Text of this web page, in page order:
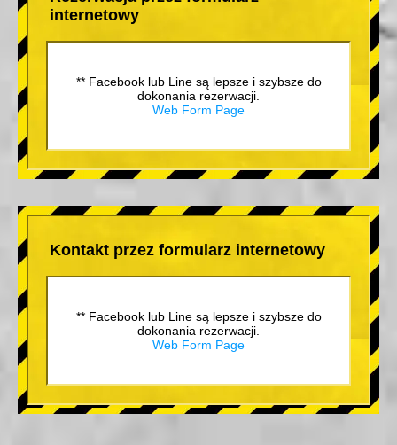
internetowy
** Facebook lub Line są lepsze i szybsze do
dokonania rezerwacji.
Web Form Page
Kontakt przez formularz internetowy
** Facebook lub Line są lepsze i szybsze do
dokonania rezerwacji.
Web Form Page